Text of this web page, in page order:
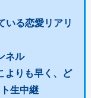
いる恋愛リアリ
ネル
よりも早く、ど
生中継